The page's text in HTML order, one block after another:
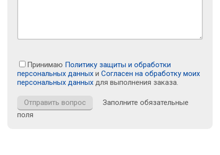
Принимаю Политику защиты и обработки
персональных данных и Согласен на обработку моих
персональных данных для выполнения заказа.
Заполните обязательные
поля